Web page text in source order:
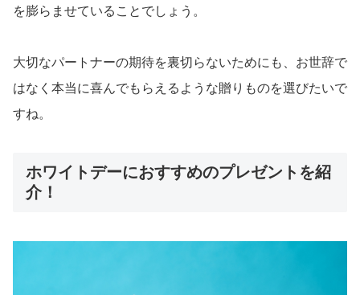
を膨らませていることでしょう。
大切なパートナーの期待を裏切らないためにも、お世辞で
はなく本当に喜んでもらえるような贈りものを選びたいで
すね。
ホワイトデーにおすすめのプレゼントを紹
介！